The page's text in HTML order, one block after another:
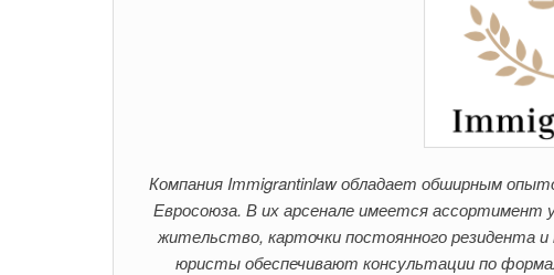
Компания Immigrantinlaw обладает обширным
Евросоюза. В их арсенале имеется ассортимент
жительство, карточки постоянного резидента
юристы обеспечивают консультации по